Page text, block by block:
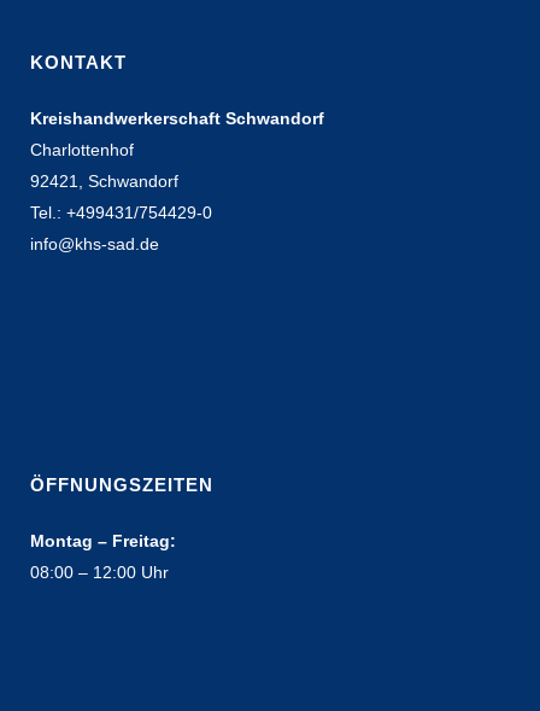
KONTAKT
Kreishandwerkerschaft Schwandorf
Charlottenhof
92421, Schwandorf
Tel.: +499431/754429-0
info@khs-sad.de
ÖFFNUNGSZEITEN
Montag – Freitag:
08:00 – 12:00 Uhr